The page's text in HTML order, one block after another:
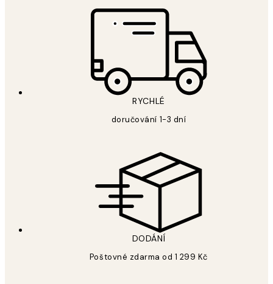
RYCHLÉ
doručování 1-3 dní
DODÁNÍ
Poštovné zdarma od 1 299 Kč